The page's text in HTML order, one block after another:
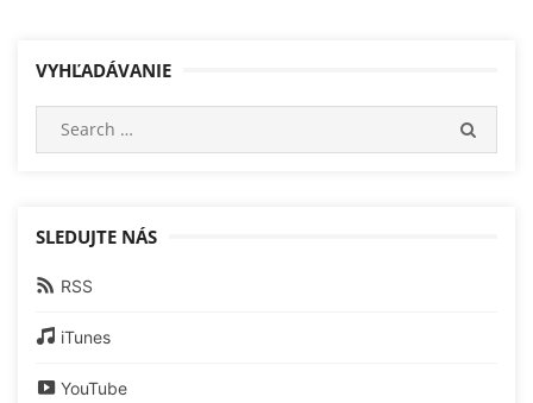
VYHĽADÁVANIE
SLEDUJTE NÁS
RSS
iTunes
YouTube